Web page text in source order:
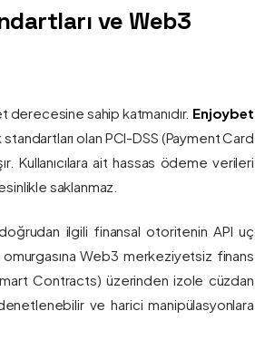
ve Web3
derecesine sahip katmanıdır. Enjoybet
olan PCI-DSS (Payment Card
Kullanıcılara ait hassas ödeme verileri
saklanmaz.
ilgili finansal otoritenin API uç
Web3 merkeziyetsiz finans
Contracts) üzerinden izole cüzdan
ve harici manipülasyonlara